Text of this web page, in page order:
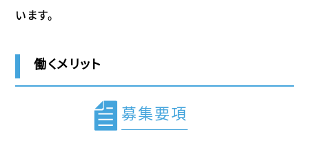
います。
働くメリット
募集要項